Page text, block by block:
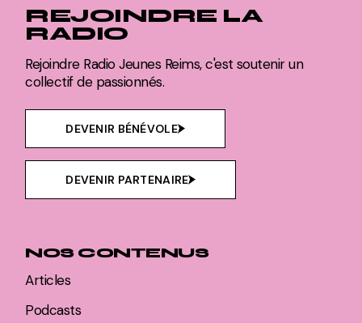
REJOINDRE LA
RADIO
Rejoindre Radio Jeunes Reims, c'est soutenir un
collectif de passionnés.
DEVENIR BÉNÉVOLE
DEVENIR PARTENAIRE
NOS CONTENUS
Articles
Podcasts